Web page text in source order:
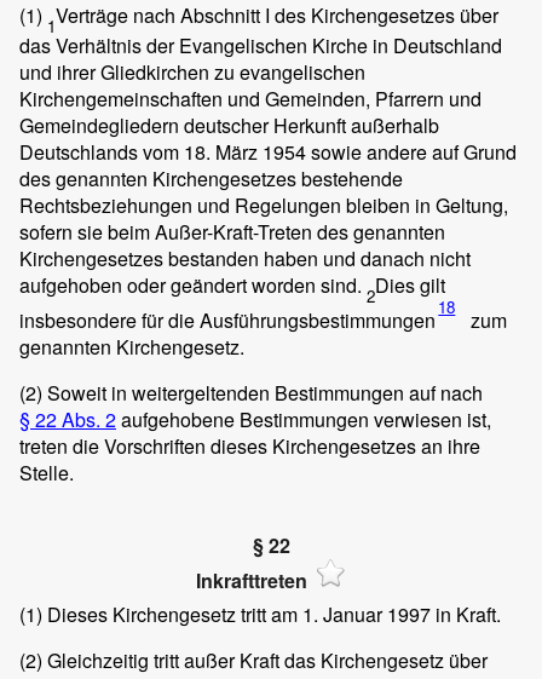
(1) 1Verträge nach Abschnitt I des Kirchengesetzes über
das Verhältnis der Evangelischen Kirche in Deutschland
und ihrer Gliedkirchen zu evangelischen
Kirchengemeinschaften und Gemeinden, Pfarrern und
Gemeindegliedern deutscher Herkunft außerhalb
Deutschlands vom 18. März 1954 sowie andere auf Grund
des genannten Kirchengesetzes bestehende
Rechtsbeziehungen und Regelungen bleiben in Geltung,
sofern sie beim Außer-Kraft-Treten des genannten
Kirchengesetzes bestanden haben und danach nicht
aufgehoben oder geändert worden sind. 2Dies gilt
insbesondere für die Ausführungsbestimmungen 18
zum
genannten Kirchengesetz.
(2) Soweit in weitergeltenden Bestimmungen auf nach
§ 22 Abs. 2aufgehobene Bestimmungen verwiesen ist,
treten die Vorschriften dieses Kirchengesetzes an ihre
Stelle.
§ 22
Inkrafttreten
(1) Dieses Kirchengesetz tritt am 1. Januar 1997 in Kraft.
(2) Gleichzeitig tritt außer Kraft das Kirchengesetz über